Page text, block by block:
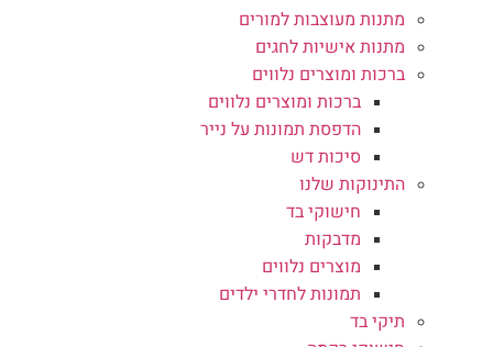
מתנות מעוצבות למורים
מתנות אישיות לחגים
ברכות ומוצרים נלווים
ברכות ומוצרים נלווים
הדפסת תמונות על נייר
סיכות דש
התינוקות שלנו
חישוקי בד
מדבקות
מוצרים נלווים
תמונות לחדרי ילדים
תיקי בד